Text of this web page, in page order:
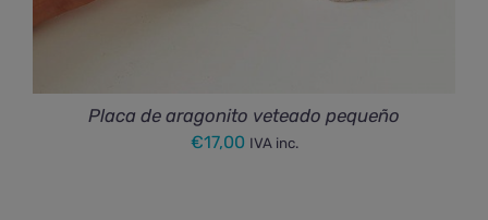
Placa de aragonito veteado pequeño
€17,00 IVA inc.